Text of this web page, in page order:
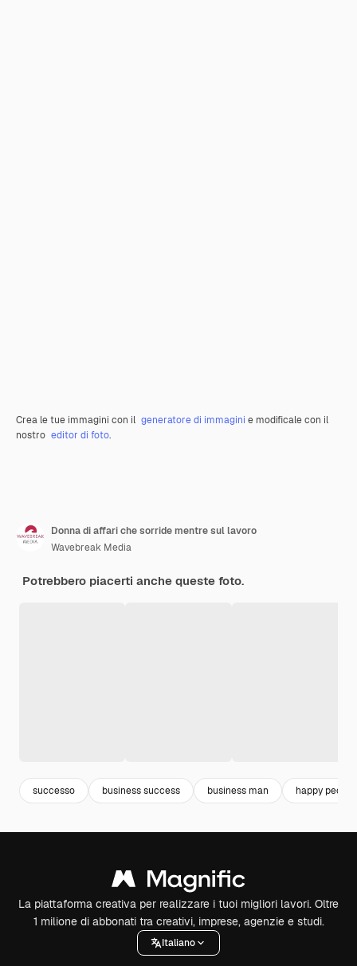
Crea le tue immagini con il generatore di immagini e modificale con il
nostro editor di foto.
Donna di affari che sorride mentre sul lavoro
Wavebreak Media
Potrebbero piacerti anche queste foto.
successo business success business man happy people
La piattaforma creativa per realizzare i tuoi migliori lavori. Oltre
1 milione di abbonati tra creativi, imprese, agenzie e studi.
Italiano